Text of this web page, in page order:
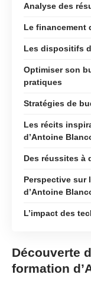
Analyse des
Le financement
Les dispositifs
Optimiser son
pratiques
Stratégies de
Les récits
d’Antoine
Des réussites à
Perspective sur
d’Antoine
L’impact des
Découverte
formation